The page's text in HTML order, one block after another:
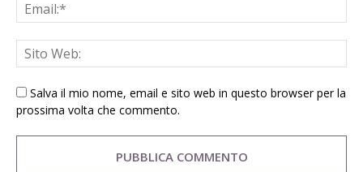
Salva il mio nome, email e sito web in questo browser per la
prossima volta che commento.